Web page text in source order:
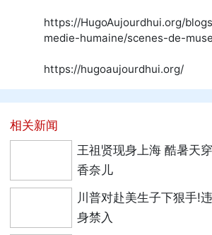
https://HugoAujourdhui.org/
medie-humaine/scenes-de-
https://hugoaujourdhui.org/
相关新闻
王祖贤现身上海 酷暑天
香奈儿
川普对赴美生子下狠手!
身禁入